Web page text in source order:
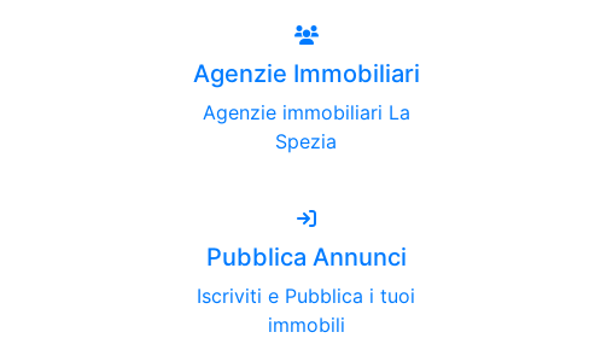
Agenzie Immobiliari
Agenzie immobiliari La
Spezia
Pubblica Annunci
Iscriviti e Pubblica i tuoi
immobili